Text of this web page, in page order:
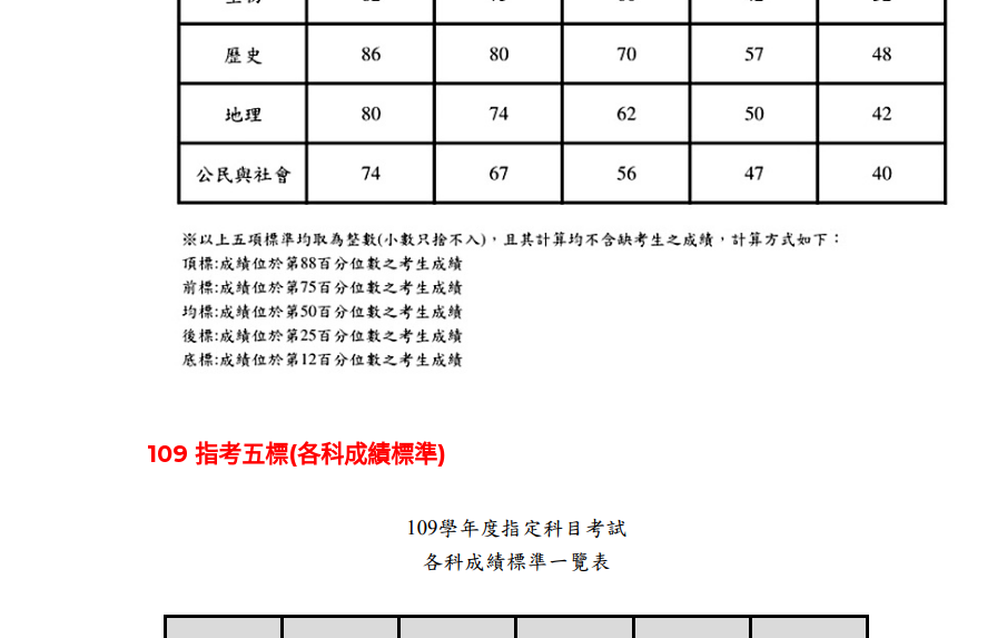
109 指考五標(各科成績標準)